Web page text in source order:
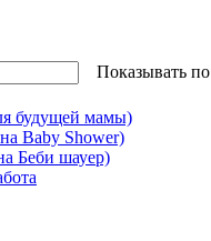
Показывать по
будущей мамы)
Baby Shower)
Беби шауер)